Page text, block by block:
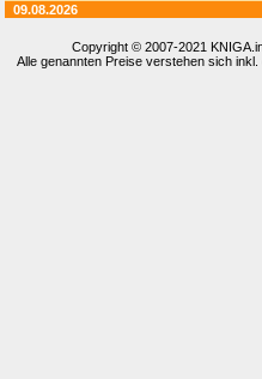
09.08.2026
Copyright © 2007-2021
Alle genannten Preise verstehen sich